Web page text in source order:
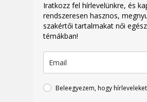
Iratkozz fel hírlevelünkre, és
rendszeresen hasznos,
szakértői tartalmakat női
témákban!
Beleegyezem, hogy